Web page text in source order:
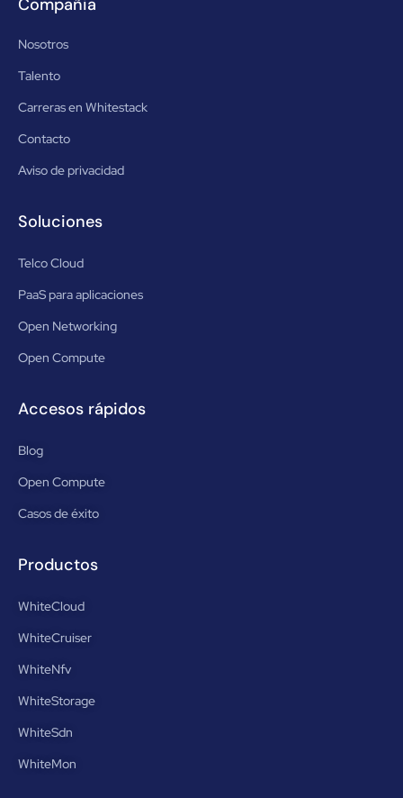
Compañia
Nosotros
Talento
Carreras en Whitestack
Contacto
Aviso de privacidad
Soluciones
Telco Cloud
PaaS para aplicaciones
Open Networking
Open Compute
Accesos rápidos
Blog
Open Compute
Casos de éxito
Productos
WhiteCloud
WhiteCruiser
WhiteNfv
WhiteStorage
WhiteSdn
WhiteMon